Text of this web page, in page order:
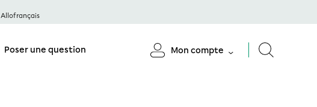
Allofrançais
Poser une question Mon compte